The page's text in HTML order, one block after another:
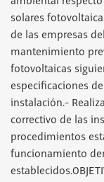
solares
de las empresas
mantenimiento
fotovoltaicas
especificaciones
instalación.-
correctivo de las
procedimientos
funcionamiento